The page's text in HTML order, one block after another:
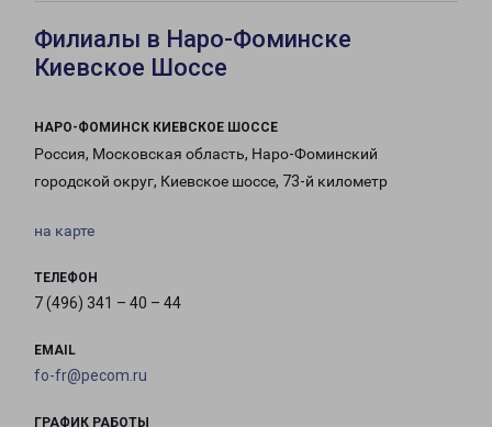
Филиалы в Наро-Фоминске
Киевское Шоссе
НАРО-ФОМИНСК КИЕВСКОЕ ШОССЕ
Россия, Московская область, Наро-Фоминский
городской округ, Киевское шоссе, 73-й километр
на карте
ТЕЛЕФОН
7 (496) 341 – 40 – 44
EMAIL
fo-fr@pecom.ru
ГРАФИК РАБОТЫ